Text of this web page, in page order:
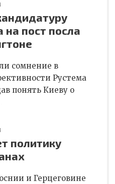
пост посла
сомнение в
Рустема
понять Киеву о
политику
и Герцеговине